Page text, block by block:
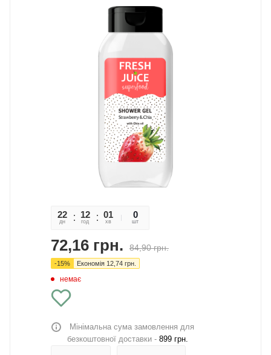
22
дн
12
год
01
хв
22
сек
0
шт
72,16 грн. 84,90грн.
-15% Економія 12,74 грн.
немає
Мінімальна сума замовлення для
безкоштовної доставки - 899 грн.